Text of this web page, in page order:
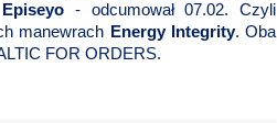
- odcumował 07.02. Czyli
manewrach Energy Integrity. Oba
FOR ORDERS.